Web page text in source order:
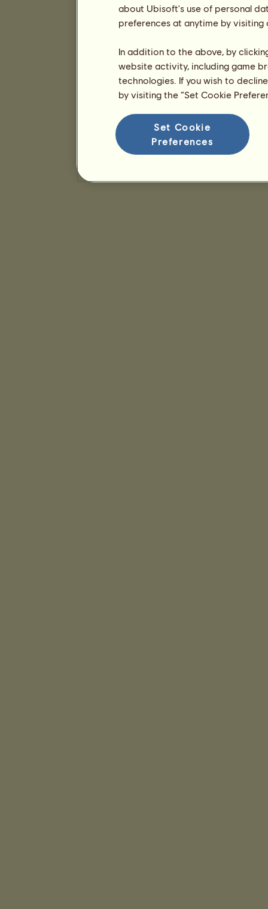
about Ubisoft's use of personal
preferences at anytime by
In addition to the above, by
website activity, including game
technologies. If you wish to
by visiting the “Set Cookie
Set Cookie
Preferences